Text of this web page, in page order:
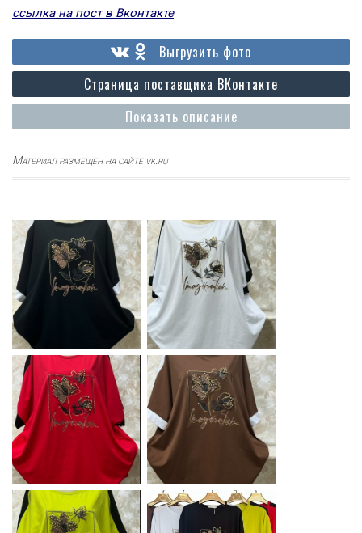
ссылка на пост в Вконтакте
Показать описание
Страница поставщика ВКонтакте
Выгрузить фото
Материал размещен на сайте vk.ru